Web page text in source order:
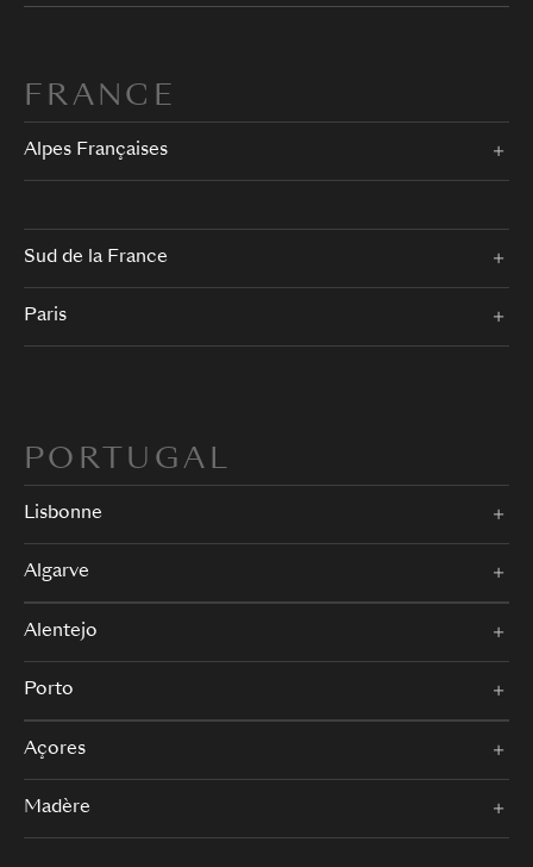
FRANCE
Alpes Françaises
Sud de la France
Paris
PORTUGAL
Lisbonne
Algarve
Alentejo
Porto
Açores
Madère